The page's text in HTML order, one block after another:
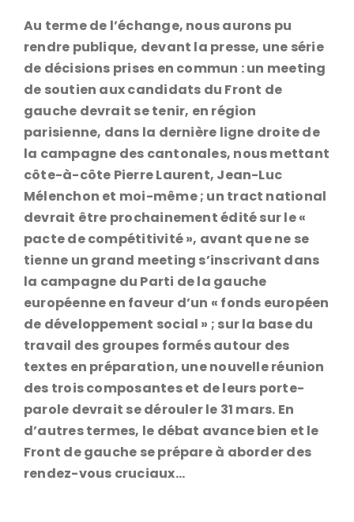
Au terme de l’échange, nous aurons pu
rendre publique, devant la presse, une série
de décisions prises en commun : un meeting
de soutien aux candidats du Front de
gauche devrait se tenir, en région
parisienne, dans la dernière ligne droite de
la campagne des cantonales, nous mettant
côte-à-côte Pierre Laurent, Jean-Luc
Mélenchon et moi-même ; un tract national
devrait être prochainement édité sur le «
pacte de compétitivité », avant que ne se
tienne un grand meeting s’inscrivant dans
la campagne du Parti de la gauche
européenne en faveur d’un « fonds européen
de développement social » ; sur la base du
travail des groupes formés autour des
textes en préparation, une nouvelle réunion
des trois composantes et de leurs porte-
parole devrait se dérouler le 31 mars. En
d’autres termes, le débat avance bien et le
Front de gauche se prépare à aborder des
rendez-vous cruciaux…